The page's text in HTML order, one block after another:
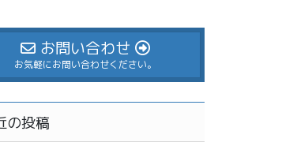
お問い合わせ
お気軽にお問い合わせください。
の投稿